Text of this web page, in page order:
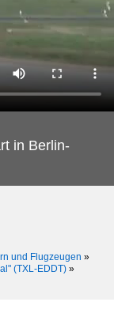
in Berlin-
und Flugzeugen »
(TXL-EDDT) »